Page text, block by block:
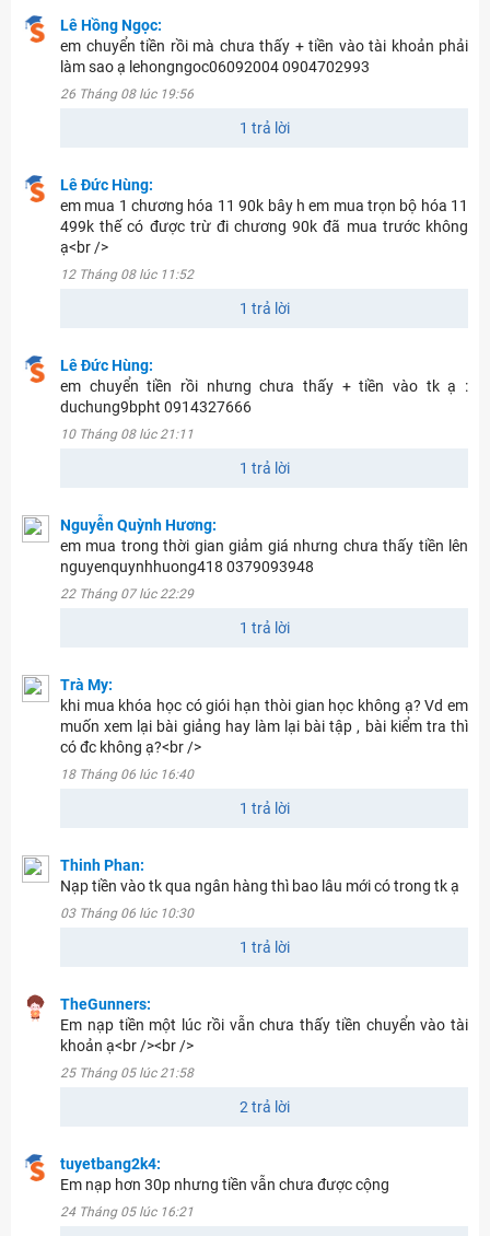
Lê Hồng Ngọc:
em chuyển tiền rồi mà chưa thấy + tiền vào tài khoản phải
làm sao ạ lehongngoc06092004 0904702993
26 Tháng 08 lúc 19:56
1 trả lời
Lê Đức Hùng:
em mua 1 chương hóa 11 90k bây h em mua trọn bộ hóa 11
499k thế có được trừ đi chương 90k đã mua trước không
ạ<br />
12 Tháng 08 lúc 11:52
1 trả lời
Lê Đức Hùng:
em chuyển tiền rồi nhưng chưa thấy + tiền vào tk ạ :
duchung9bpht 0914327666
10 Tháng 08 lúc 21:11
1 trả lời
Nguyễn Quỳnh Hương:
em mua trong thời gian giảm giá nhưng chưa thấy tiền lên
nguyenquynhhuong418 0379093948
22 Tháng 07 lúc 22:29
1 trả lời
Trà My:
khi mua khóa học có giói hạn thòi gian học không ạ? Vd em
muốn xem lại bài giảng hay làm lại bài tập , bài kiểm tra thì
có đc không ạ?<br />
18 Tháng 06 lúc 16:40
1 trả lời
Thinh Phan:
Nạp tiền vào tk qua ngân hàng thì bao lâu mới có trong tk ạ
03 Tháng 06 lúc 10:30
1 trả lời
TheGunners:
Em nạp tiền một lúc rồi vẫn chưa thấy tiền chuyển vào tài
khoản ạ<br /><br />
25 Tháng 05 lúc 21:58
2 trả lời
tuyetbang2k4:
Em nạp hơn 30p nhưng tiền vẫn chưa được cộng
24 Tháng 05 lúc 16:21